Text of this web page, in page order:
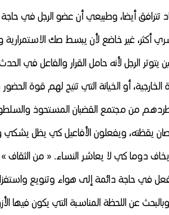
تترافق أيضا، وطبيعي أن عضو الرجل في
أكثر، غير خاضع لأن يبسط صك الاستمرارية
يتوتر الرجل لأنه حامل القرار والفاعل في
الخارجية، أو الخيانة التي تتيح لهم قوة
من مجتمع القضبان المستحوذ
يقظته، ويفعلون الأفاعيل كي يظل يشكي
يخاف دوما كي لا يعاشر النساء. « من
في حاجة دائمة إلى هواء وتنويع
عن اللحظة المناسبة التي يكون فيها